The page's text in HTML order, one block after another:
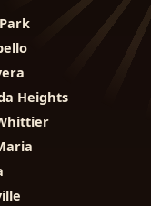
Heights